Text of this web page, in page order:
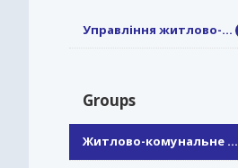
Управління житлово-...
Groups
Житлово-комунальне ...